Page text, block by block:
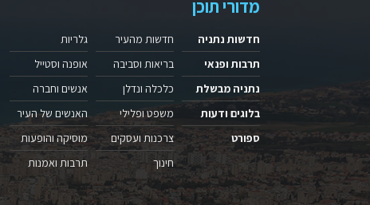
מדורי תוכן
חדשות נתניה
תרבות ופנאי
נתניה מבשלת
בלוגים ודעות
ספורט
חדשות מהעיר
בריאות וסביבה
כלכלה ונדלן
משפט ופלילי
צרכנות ועסקים
חינוך
גלריות
אופנה וסטייל
אנשים וחברה
האנשים של העיר
מוסיקה והופעות
תרבות ואמנות